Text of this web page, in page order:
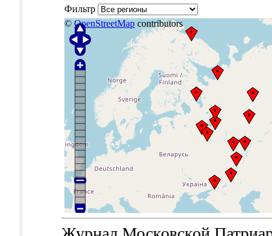
Фильтр
© OpenStreetMap contributors